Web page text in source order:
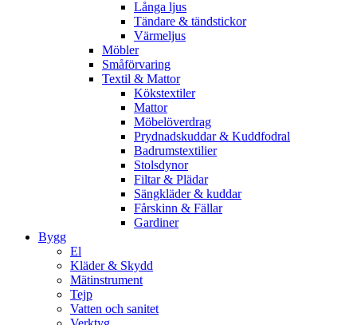
Långa ljus
Tändare & tändstickor
Värmeljus
Möbler
Småförvaring
Textil & Mattor
Kökstextiler
Mattor
Möbelöverdrag
Prydnadskuddar & Kuddfodral
Badrumstextilier
Stolsdynor
Filtar & Plädar
Sängkläder & kuddar
Fårskinn & Fällar
Gardiner
Bygg
El
Kläder & Skydd
Mätinstrument
Tejp
Vatten och sanitet